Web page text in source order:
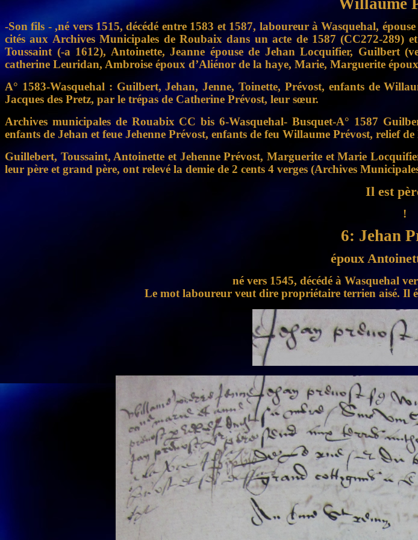
Willaume
-Son fils - ,né vers 1515, décédé entre 1583 et 1587, laboureur à Wasquehal,
cités aux Archives Municipales de Roubaix dans un acte de 1587 (CC272-289)
Toussaint (-a 1612), Antoinette, Jeanne épouse de Jehan Locquifier, Guilbert
catherine Leuridan, Ambroise époux d’Aliénor de la haye, Marie, Marguerite
A° 1583-Wasquehal : Guilbert, Jehan, Jenne, Toinette, Prévost, enfants de
Jacques des Pretz, par le trépas de Catherine Prévost, leur sœur.
Archives municipales de Rouabix CC bis 6-Wasquehal- Busquet-A° 1587
enfants de Jehan et feue Jehenne Prévost, enfants de feu Willaume Prévost, relief
Guillebert, Toussaint, Antoinette et Jehenne Prévost, Marguerite et Marie
leur père et grand père, ont relevé la demie de 2 cents 4 verges (Archives
Il est
!
6: Jehan
époux
né vers 1545, décédé à Wasquehal
Le mot laboureur veut dire propriétaire terrien aisé. Il